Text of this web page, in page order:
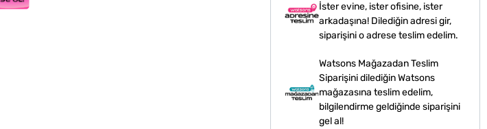
İster evine, ister ofisine, ister
arkadaşına! Dilediğin adresi gir,
siparişini o adrese teslim edelim.
Watsons Mağazadan Teslim
Siparişini dilediğin Watsons
mağazasına teslim edelim,
bilgilendirme geldiğinde siparişini
gel al!